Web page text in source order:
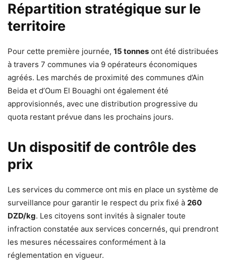
Répartition stratégique sur le
territoire
Pour cette première journée, 15 tonnes ont été distribuées
à travers 7 communes via 9 opérateurs économiques
agréés. Les marchés de proximité des communes d’Ain
Beida et d’Oum El Bouaghi ont également été
approvisionnés, avec une distribution progressive du
quota restant prévue dans les prochains jours.
Un dispositif de contrôle des
prix
Les services du commerce ont mis en place un système de
surveillance pour garantir le respect du prix fixé à 260
DZD/kg. Les citoyens sont invités à signaler toute
infraction constatée aux services concernés, qui prendront
les mesures nécessaires conformément à la
réglementation en vigueur.